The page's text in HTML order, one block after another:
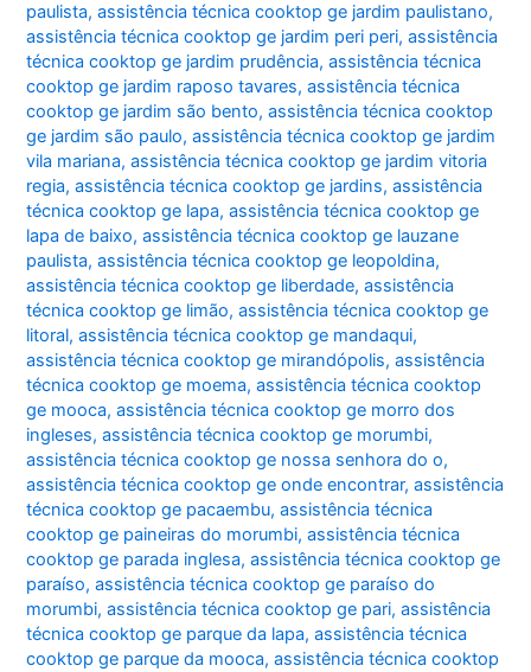
paulista,assistência técnica cooktop ge jardim paulistano,
assistência técnica cooktop ge jardim peri peri,assistência
técnica cooktop ge jardim prudência,assistência técnica
cooktop ge jardim raposo tavares,assistência técnica
cooktop ge jardim são bento,assistência técnica cooktop
ge jardim são paulo,assistência técnica cooktop ge jardim
vila mariana,assistência técnica cooktop ge jardim vitoria
regia,assistência técnica cooktop ge jardins,assistência
técnica cooktop ge lapa,assistência técnica cooktop ge
lapa de baixo,assistência técnica cooktop ge lauzane
paulista,assistência técnica cooktop ge leopoldina,
assistência técnica cooktop ge liberdade,assistência
técnica cooktop ge limão,assistência técnica cooktop ge
litoral,assistência técnica cooktop ge mandaqui,
assistência técnica cooktop ge mirandópolis,assistência
técnica cooktop ge moema,assistência técnica cooktop
ge mooca,assistência técnica cooktop ge morro dos
ingleses,assistência técnica cooktop ge morumbi,
assistência técnica cooktop ge nossa senhora do o,
assistência técnica cooktop ge onde encontrar,assistência
técnica cooktop ge pacaembu,assistência técnica
cooktop ge paineiras do morumbi,assistência técnica
cooktop ge parada inglesa,assistência técnica cooktop ge
paraíso,assistência técnica cooktop ge paraíso do
morumbi,assistência técnica cooktop ge pari,assistência
técnica cooktop ge parque da lapa,assistência técnica
cooktop ge parque da mooca,assistência técnica cooktop